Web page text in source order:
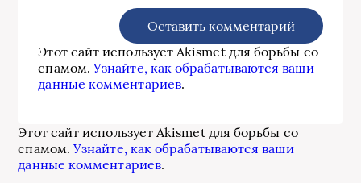
Этот сайт использует Akismet для борьбы со
спамом.Узнайте, как обрабатываются ваши
данные комментариев.
Этот сайт использует Akismet для борьбы со
спамом.Узнайте, как обрабатываются ваши
данные комментариев.